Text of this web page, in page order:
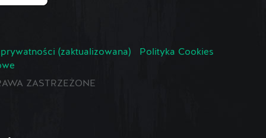
(zaktualizowana)
Polityka Cookies
ZASTRZEŻONE